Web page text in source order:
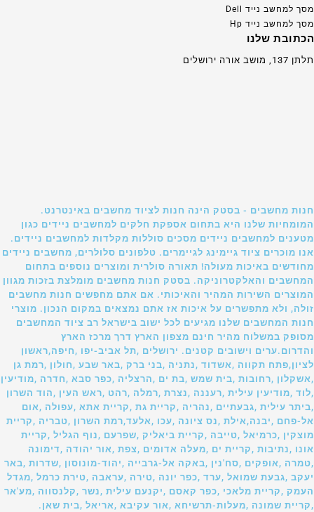
מסך למחשב נייד Dell
מסך למחשב נייד Hp
הכתובת שלנו
תלתן 137, מושב אורה ירושלים
חנות מחשבים - בסטק הינה חנות לציוד מחשבים באינטרנט.
המומחיות שלנו היא בתחום אספקת חלקים למחשבים ניידים כגון
מטענים למחשבים ניידים מסכים סוללות מקלדות למחשבים ניידים.
אנו מוכרים ציוד גיימינג לגיימרים. טלפונים סלולרים, מחשבים ניידים
מחודשים באיכות מעולה! תאורה סולרית ומוצרים נוספים בתחום
המחשבים והאלקטרוניקה. בסטק חנות מחשבים מומלצת בזכות מגוון
המוצרים השירות המהיר והאיכותי. אם אתם מחפשים חנות מחשבים
זולה, ולא מתפשרים על איכות אז אתם נמצאים במקום הנכון. מוצרי
חנות המחשבים שלנו מגיעים לכל ישוב בישראל רב ציוד המחשבים
מסופק במשלוח מהיר חינם מצפון הארץ דרך מרכז הארץ
והדרום.ערים וישובים קטנים. ירושלים ,תל אביב-יפו ,חיפה,ראשון
לציון,פתח תקווה ,אשדוד ,נתניה ,בני ברק ,באר שבע ,חולון ,רמת גן
,אשקלון ,רחובות ,בית שמש ,בת ים ,הרצליה ,כפר סבא ,חדרה ,מודיעין
,לוד ,מודיעין עילית ,רעננה ,נצרת ,רמלה ,רהט ,ראש העין ,הוד השרון
,ביתר עילית ,גבעתיים ,נהריה ,קריית גת ,קריית אתא ,עפולה ,אום
אל-פחם ,יבנה,אילת ,נס ציונה ,עכו ,אלעד,רמת השרון ,טבריה ,קריית
מוצקין ,כרמיאל ,טייבה ,קריית ביאליק ,שפרעם ,נוף הגליל ,קריית
אונו ,נתיבות ,קריית ים ,מעלה אדומים ,צפת ,אור יהודה ,דימונה
,טמרה ,אופקים ,סח'נין ,באקה אל-גרבייה ,יהוד-מונוסון ,שדרות ,באר
יעקב ,גבעת שמואל ,ערד ,כפר יונה ,טירה ,עראבה ,טירת כרמל ,מגדל
העמק ,קריית מלאכי ,כפר קאסם ,יקנעם עילית ,נשר ,קלנסווה ,מע'אר
,קריית שמונה ,מעלות-תרשיחא ,אור עקיבא ,אריאל ,בית שאן.